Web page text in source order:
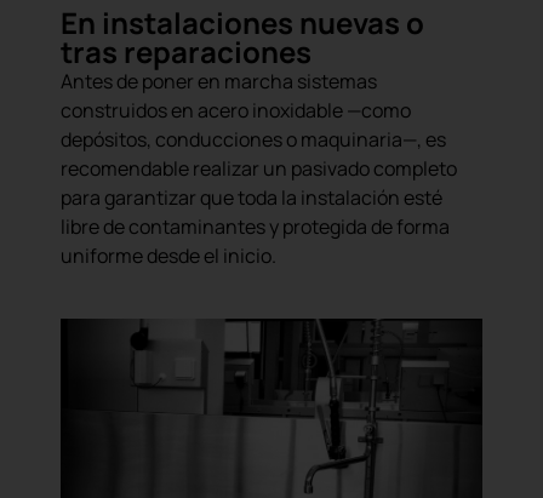
En instalaciones nuevas o
tras reparaciones
Antes de poner en marcha sistemas
construidos en acero inoxidable —como
depósitos, conducciones o maquinaria—, es
recomendable realizar un pasivado completo
para garantizar que toda la instalación esté
libre de contaminantes y protegida de forma
uniforme desde el inicio.